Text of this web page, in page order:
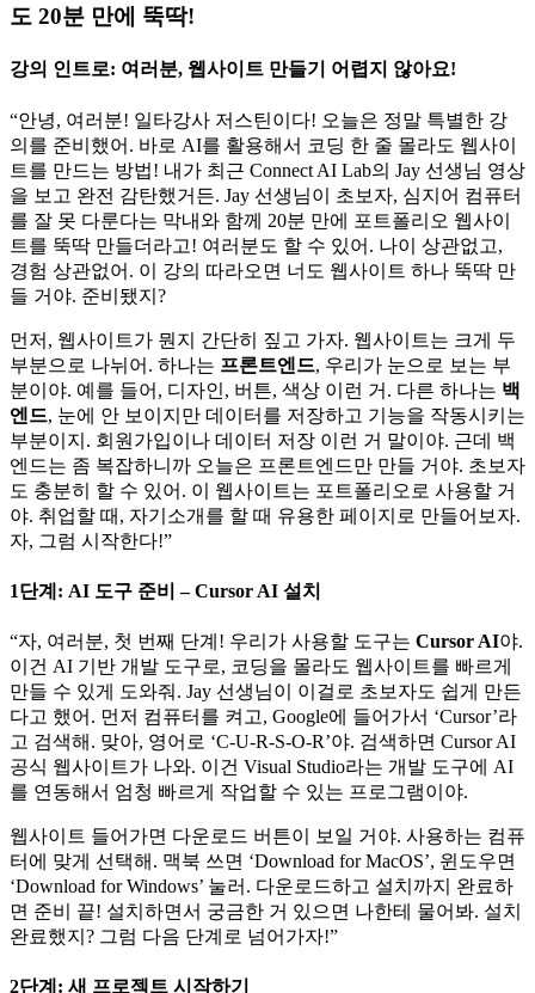
도 20분 만에 뚝딱!
강의 인트로: 여러분, 웹사이트 만들기 어렵지 않아요!
“안녕, 여러분! 일타강사 저스틴이다! 오늘은 정말 특별한 강
의를 준비했어. 바로 AI를 활용해서 코딩 한 줄 몰라도 웹사이
트를 만드는 방법! 내가 최근 Connect AI Lab의 Jay 선생님 영상
을 보고 완전 감탄했거든. Jay 선생님이 초보자, 심지어 컴퓨터
를 잘 못 다룬다는 막내와 함께 20분 만에 포트폴리오 웹사이
트를 뚝딱 만들더라고! 여러분도 할 수 있어. 나이 상관없고,
경험 상관없어. 이 강의 따라오면 너도 웹사이트 하나 뚝딱 만
들 거야. 준비됐지?
먼저, 웹사이트가 뭔지 간단히 짚고 가자. 웹사이트는 크게 두
부분으로 나뉘어. 하나는 프론트엔드, 우리가 눈으로 보는 부
분이야. 예를 들어, 디자인, 버튼, 색상 이런 거. 다른 하나는 백
엔드, 눈에 안 보이지만 데이터를 저장하고 기능을 작동시키는
부분이지. 회원가입이나 데이터 저장 이런 거 말이야. 근데 백
엔드는 좀 복잡하니까 오늘은 프론트엔드만 만들 거야. 초보자
도 충분히 할 수 있어. 이 웹사이트는 포트폴리오로 사용할 거
야. 취업할 때, 자기소개를 할 때 유용한 페이지로 만들어보자.
자, 그럼 시작한다!”
1단계: AI 도구 준비 – Cursor AI 설치
“자, 여러분, 첫 번째 단계! 우리가 사용할 도구는 Cursor AI야.
이건 AI 기반 개발 도구로, 코딩을 몰라도 웹사이트를 빠르게
만들 수 있게 도와줘. Jay 선생님이 이걸로 초보자도 쉽게 만든
다고 했어. 먼저 컴퓨터를 켜고, Google에 들어가서 ‘Cursor’라
고 검색해. 맞아, 영어로 ‘C-U-R-S-O-R’야. 검색하면 Cursor AI
공식 웹사이트가 나와. 이건 Visual Studio라는 개발 도구에 AI
를 연동해서 엄청 빠르게 작업할 수 있는 프로그램이야.
웹사이트 들어가면 다운로드 버튼이 보일 거야. 사용하는 컴퓨
터에 맞게 선택해. 맥북 쓰면 ‘Download for MacOS’, 윈도우면
‘Download for Windows’ 눌러. 다운로드하고 설치까지 완료하
면 준비 끝! 설치하면서 궁금한 거 있으면 나한테 물어봐. 설치
완료했지? 그럼 다음 단계로 넘어가자!”
2단계: 새 프로젝트 시작하기